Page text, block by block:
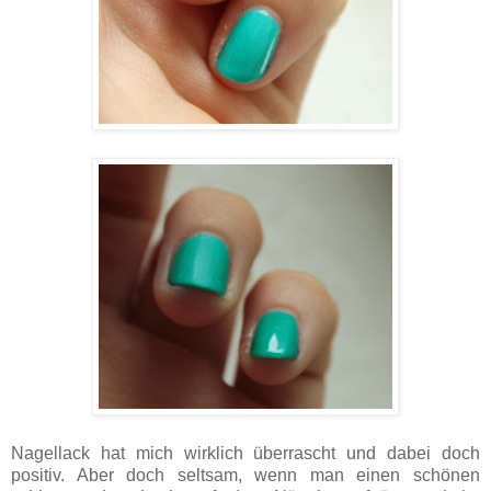
Nagellack hat mich wirklich überrascht und dabei doch
positiv. Aber doch seltsam, wenn man einen schönen